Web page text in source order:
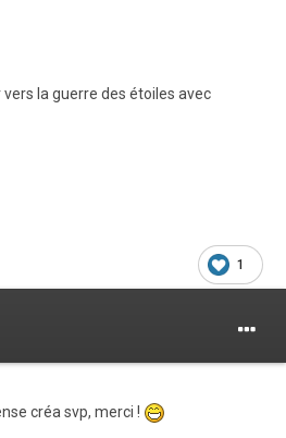
la guerre des étoiles avec
1
créa svp, merci !